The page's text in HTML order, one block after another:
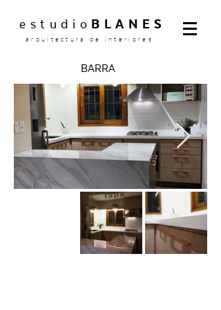
estudio BLANES
arquitectura de interiores
BARRA